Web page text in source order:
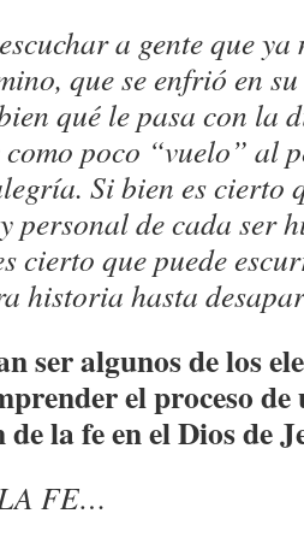
a gente que
que se enfrió en
qué le pasa con la
como poco “vuelo” al
Si bien es cierto
personal de cada ser
cierto que puede
historia hasta
ser algunos de los
el proceso
la fe en el Dios de
FE…